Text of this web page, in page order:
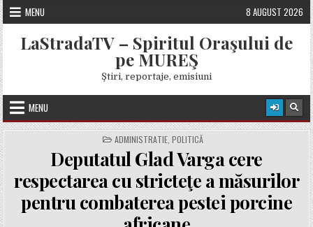
Skip
to
content
MENU 8 AUGUST 2026
LaStradaTV – Spiritul Oraşului de
pe MUREŞ
Ştiri, reportaje, emisiuni
MENU
POSTED
IN
ADMINISTRATIE POLITICĂ
Deputatul Glad Varga cere
respectarea cu stricteţe a măsurilor
pentru combaterea pestei porcine